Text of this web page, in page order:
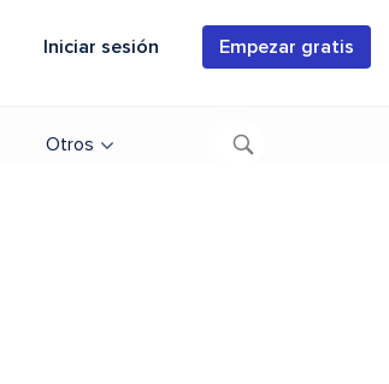
Iniciar sesión Empezar gratis
Otros